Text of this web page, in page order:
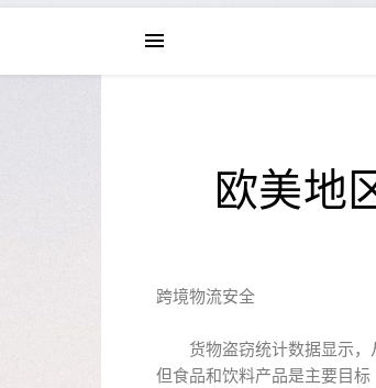
欧美地
跨境物流安全
货物盗窃统计数据显示，从
但食品和饮料产品是主要目标